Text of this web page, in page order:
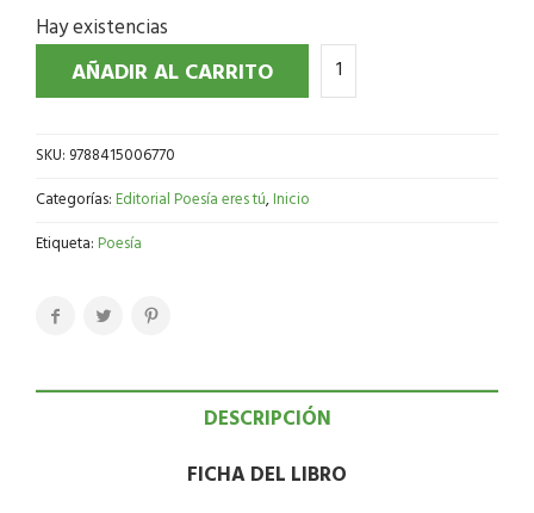
Hay existencias
AÑADIR AL CARRITO
SKU: 9788415006770
Categorías:Editorial Poesía eres tú,Inicio
Etiqueta:Poesía
DESCRIPCIÓN
FICHA DEL LIBRO